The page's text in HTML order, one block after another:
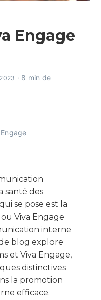
Engage
· 8 min de
santé des
se pose est la
Viva Engage
interne
blog explore
et Viva Engage,
distinctives
la promotion
efficace.